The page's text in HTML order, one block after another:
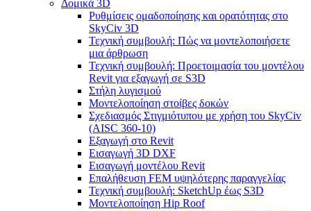
Δομικά 3D
Ρυθμίσεις ομαδοποίησης και ορατότητας στο
SkyCiv 3D
Τεχνική συμβουλή: Πώς να μοντελοποιήσετε
μια άρθρωση
Τεχνική συμβουλή: Προετοιμασία του μοντέλου
Revit για εξαγωγή σε S3D
Στήλη λυγισμού
Μοντελοποίηση στοίβες δοκών
Σχεδιασμός Στιγμιότυπου με χρήση του SkyCiv
(AISC 360-10)
Εξαγωγή στο Revit
Εισαγωγή 3D DXF
Εισαγωγή μοντέλου Revit
Επαλήθευση FEM υψηλότερης παραγγελίας
Τεχνική συμβουλή: SketchUp έως S3D
Μοντελοποίηση Hip Roof